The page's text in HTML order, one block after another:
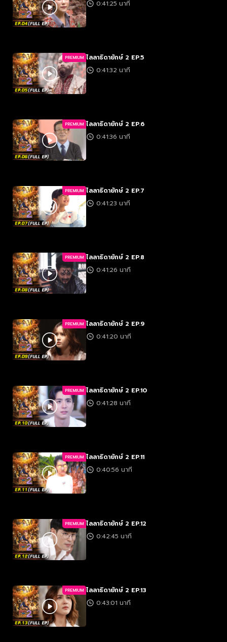
0:41:25 นาที
PREMIUM ไลลาธิดายักษ์ 2 EP.5
0:41:32 นาที
PREMIUM ไลลาธิดายักษ์ 2 EP.6
0:41:36 นาที
PREMIUM ไลลาธิดายักษ์ 2 EP.7
0:41:23 นาที
PREMIUM ไลลาธิดายักษ์ 2 EP.8
0:41:26 นาที
PREMIUM ไลลาธิดายักษ์ 2 EP.9
0:41:20 นาที
PREMIUM ไลลาธิดายักษ์ 2 EP.10
0:41:28 นาที
PREMIUM ไลลาธิดายักษ์ 2 EP.11
0:40:56 นาที
PREMIUM ไลลาธิดายักษ์ 2 EP.12
0:42:45 นาที
PREMIUM ไลลาธิดายักษ์ 2 EP.13
0:43:01 นาที